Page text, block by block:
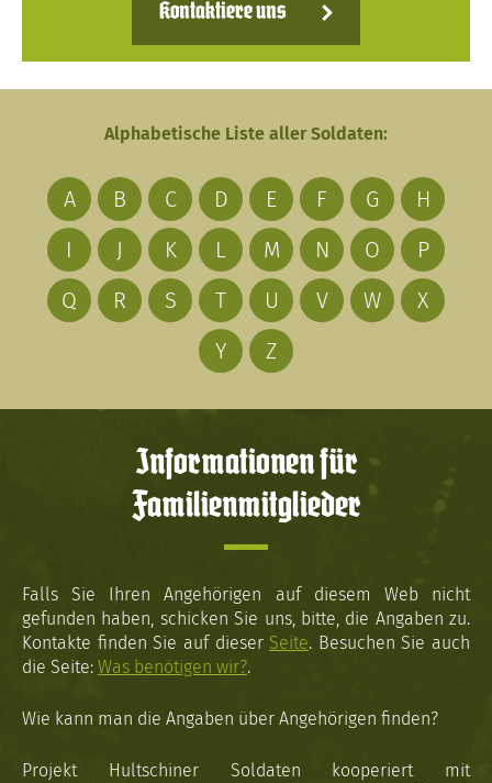
Kontaktiere uns
Alphabetische Liste aller Soldaten:
A B C D E F G
H
I
J K L M N O
P
Q
R S T U V W
X
Y
Z
Informationen für
Familienmitglieder
Falls Sie Ihren Angehörigen auf diesem Web nicht
gefunden haben, schicken Sie uns, bitte, die Angaben zu.
Kontakte finden Sie auf dieser Seite. Besuchen Sie auch
die Seite: Was benötigen wir?.
Wie kann man die Angaben über Angehörigen finden?
Projekt Hultschiner Soldaten kooperiert mit